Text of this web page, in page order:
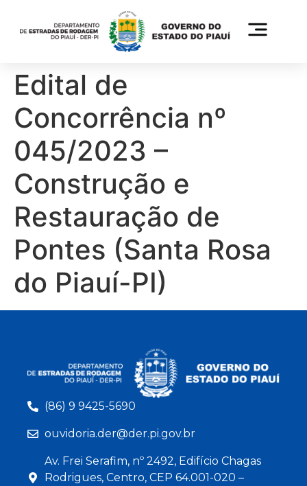
Edital de
Concorrência nº
045/2023 –
Construção e
Restauração de
Pontes (Santa Rosa
do Piauí-PI)
(86) 9 9425-5690
ouvidoria.der@der.pi.gov.br
Av. Frei Serafim, nº 2492, Edifício Chagas
Rodrigues, Centro, CEP 64.001-020 –